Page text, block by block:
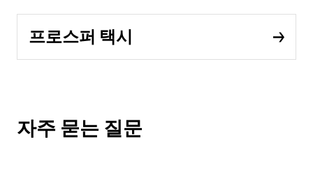
프로스퍼 택시
자주 묻는 질문